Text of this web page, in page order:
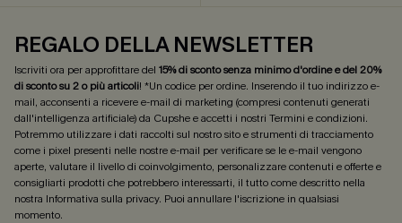
REGALO DELLA NEWSLETTER
Iscriviti ora per approfittare del 15% di sconto senza minimo d'ordine e del 20%
di sconto su 2 o più articoli! *Un codice per ordine. Inserendo il tuo indirizzo e-
mail, acconsenti a ricevere e-mail di marketing (compresi contenuti generati
dall'intelligenza artificiale) da Cupshe e accetti i nostri Termini e condizioni.
Potremmo utilizzare i dati raccolti sul nostro sito e strumenti di tracciamento
come i pixel presenti nelle nostre e-mail per verificare se le e-mail vengono
aperte, valutare il livello di coinvolgimento, personalizzare contenuti e offerte e
consigliarti prodotti che potrebbero interessarti, il tutto come descritto nella
nostra Informativa sulla privacy. Puoi annullare l'iscrizione in qualsiasi
momento.